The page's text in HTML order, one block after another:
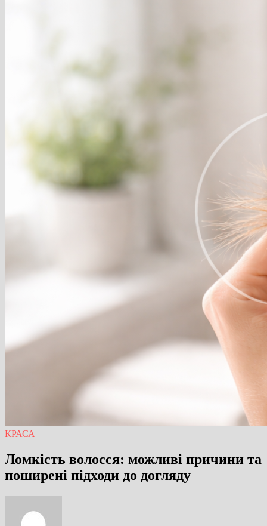
КРАСА
Ломкість волосся: можливі причини та
поширені підходи до догляду